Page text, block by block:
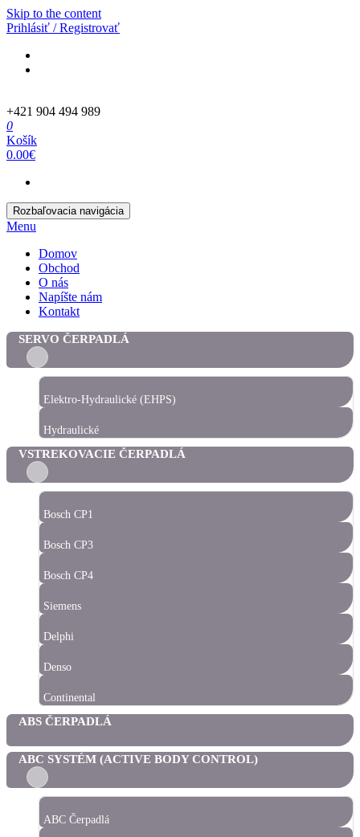
Skip to the content
Prihlásiť / Registrovať
+421 904 494 989
0
Košík
0.00€
Rozbaľovacia navigácia
Menu
Domov
Obchod
O nás
Napíšte nám
Kontakt
SERVO ČERPADLÁ
Elektro-Hydraulické (EHPS)
Hydraulické
VSTREKOVACIE ČERPADLÁ
Bosch CP1
Bosch CP3
Bosch CP4
Siemens
Delphi
Denso
Continental
ABS ČERPADLÁ
ABC SYSTÉM (ACTIVE BODY CONTROL)
ABC Čerpadlá